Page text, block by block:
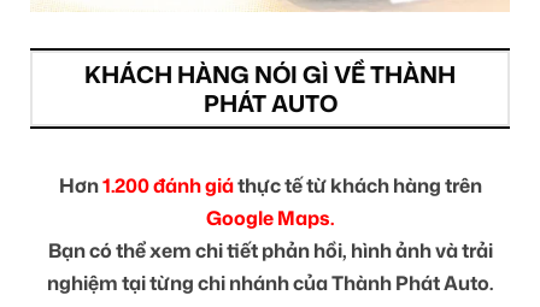
KHÁCH HÀNG NÓI GÌ VỀ THÀNH
PHÁT AUTO
Hơn1.200 đánh giáthực tế từ khách hàng trên
Google Maps.
Bạn có thể xem chi tiết phản hồi, hình ảnh và trải
nghiệm tại từng chi nhánh của Thành Phát Auto.